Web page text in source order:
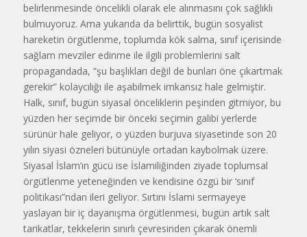
belirlenmesinde öncelikli olarak ele alınmasını çok sağlıklı
bulmuyoruz. Ama yukarıda da belirttik, bugün sosyalist
hareketin örgütlenme, toplumda kök salma, sınıf içerisinde
sağlam mevziler edinme ile ilgili problemlerini salt
propagandada, “şu başlıkları değil de bunları öne çıkartmak
gerekir” kolaycılığı ile aşabilmek imkansız hale gelmiştir.
Halk, sınıf, bugün siyasal önceliklerin peşinden gitmiyor, bu
yüzden her seçimde bir önceki seçimin galibi yerlerde
sürünür hale geliyor, o yüzden burjuva siyasetinde son 20
yılın siyasi özneleri bütünüyle ortadan kaybolmak üzere.
Siyasal İslam’ın gücü ise İslamiliğinden ziyade toplumsal
örgütlenme yeteneğinden ve kendisine özgü bir ‘sınıf
politikası”ndan ileri geliyor. Sırtını İslami sermayeye
yaslayan bir iç dayanışma örgütlenmesi, bugün artık salt
tarikatlar, tekkelerin sınırlı çevresinden çıkarak önemli